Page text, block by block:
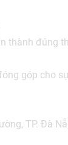
thành đúng
góp cho
TP. Đà